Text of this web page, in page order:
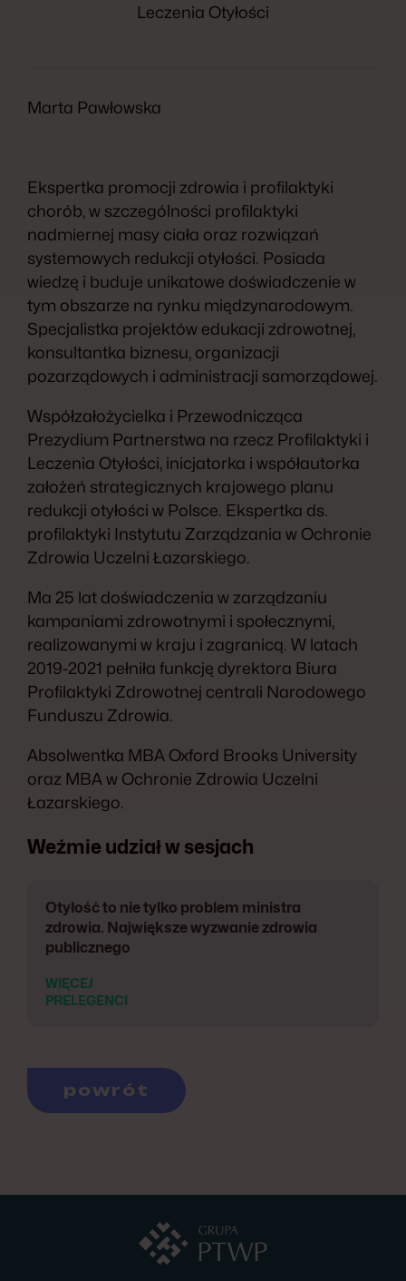
Leczenia Otyłości
Marta Pawłowska
Ekspertka promocji zdrowia i profilaktyki
chorób, w szczególności profilaktyki
nadmiernej masy ciała oraz rozwiązań
systemowych redukcji otyłości. Posiada
wiedzę i buduje unikatowe doświadczenie w
tym obszarze na rynku międzynarodowym.
Specjalistka projektów edukacji zdrowotnej,
konsultantka biznesu, organizacji
pozarządowych i administracji samorządowej.
Współzałożycielka i Przewodnicząca
Prezydium Partnerstwa na rzecz Profilaktyki i
Leczenia Otyłości, inicjatorka i współautorka
założeń strategicznych krajowego planu
redukcji otyłości w Polsce. Ekspertka ds.
profilaktyki Instytutu Zarządzania w Ochronie
Zdrowia Uczelni Łazarskiego.
Ma 25 lat doświadczenia w zarządzaniu
kampaniami zdrowotnymi i społecznymi,
realizowanymi w kraju i zagranicą. W latach
2019-2021 pełniła funkcję dyrektora Biura
Profilaktyki Zdrowotnej centrali Narodowego
Funduszu Zdrowia.
Absolwentka MBA Oxford Brooks University
oraz MBA w Ochronie Zdrowia Uczelni
Łazarskiego.
Weźmie udział w sesjach
Otyłość to nie tylko problem ministra
zdrowia. Największe wyzwanie zdrowia
publicznego
WIĘCEJ
PRELEGENCI
powrót